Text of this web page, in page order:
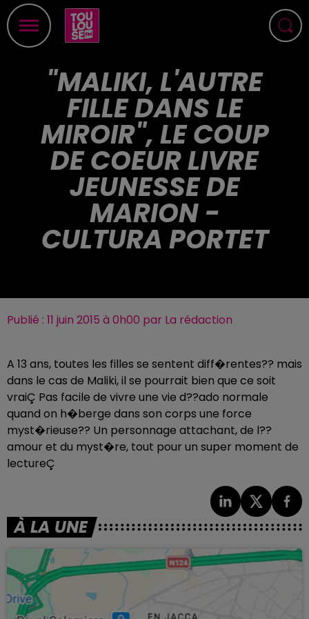
"MALIKI, L'AUTRE
FILLE DANS LE
MIROIR", LE COUP
DE COEUR LIVRE
JEUNESSE DE
MARION -
CULTURA PORTET
Publié : 11 juin 2015 à 0h00 par La rédaction
A 13 ans, toutes les filles se sentent diff�rentes?? mais
dans le cas de Maliki, il se pourrait bien que ce soit
vraiÇ Pas facile de vivre une vie d??ado normale
quand on h�berge dans son corps une force
myst�rieuse?? Un personnage attachant, de l??
amour et du myst�re, tout pour un super moment de
lectureÇ
À LA UNE